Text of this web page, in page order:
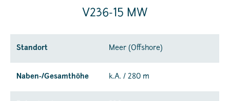
V236-15 MW
Standort Meer (Offshore)
Naben-/Gesamthöhe k.A. / 280 m